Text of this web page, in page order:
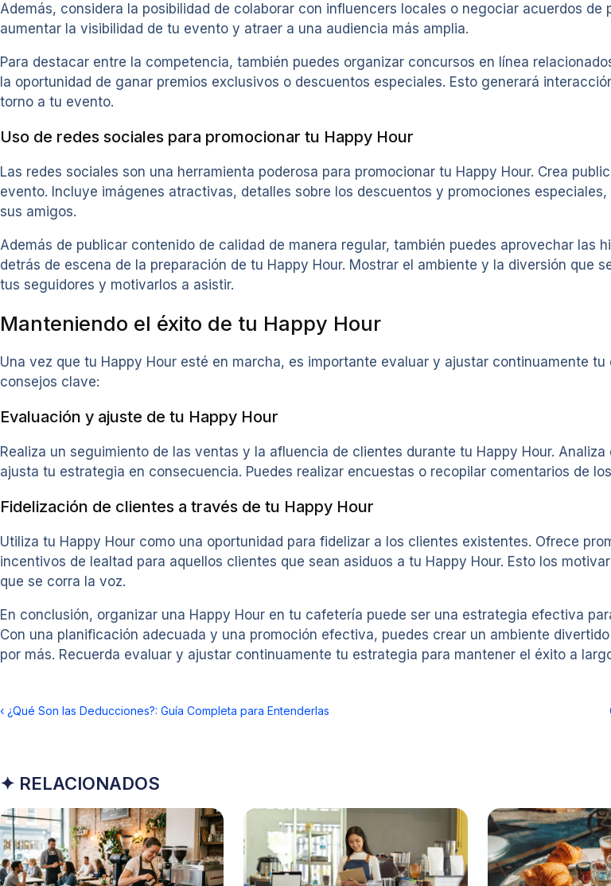
Además, considera la posibilidad de colaborar con influencers locales o negociar acuerdos
aumentar la visibilidad de tu evento y atraer a una audiencia más amplia.
Para destacar entre la competencia, también puedes organizar concursos en línea
la oportunidad de ganar premios exclusivos o descuentos especiales. Esto generará
torno a tu evento.
Uso de redes sociales para promocionar tu Happy Hour
Las redes sociales son una herramienta poderosa para promocionar tu Happy Hour. Crea
evento. Incluye imágenes atractivas, detalles sobre los descuentos y promociones
sus amigos.
Además de publicar contenido de calidad de manera regular, también puedes aprovechar las
detrás de escena de la preparación de tu Happy Hour. Mostrar el ambiente y la diversión que
tus seguidores y motivarlos a asistir.
Manteniendo el éxito de tu Happy Hour
Una vez que tu Happy Hour esté en marcha, es importante evaluar y ajustar continuamente
consejos clave:
Evaluación y ajuste de tu Happy Hour
Realiza un seguimiento de las ventas y la afluencia de clientes durante tu Happy Hour.
ajusta tu estrategia en consecuencia. Puedes realizar encuestas o recopilar comentarios de
Fidelización de clientes a través de tu Happy Hour
Utiliza tu Happy Hour como una oportunidad para fidelizar a los clientes existentes. Ofrece
incentivos de lealtad para aquellos clientes que sean asiduos a tu Happy Hour. Esto los
que se corra la voz.
En conclusión, organizar una Happy Hour en tu cafetería puede ser una estrategia efectiva
Con una planificación adecuada y una promoción efectiva, puedes crear un ambiente
por más. Recuerda evaluar y ajustar continuamente tu estrategia para mantener el éxito a
‹ ¿Qué Son las Deducciones?: Guía Completa para Entenderlas
✦ RELACIONADOS